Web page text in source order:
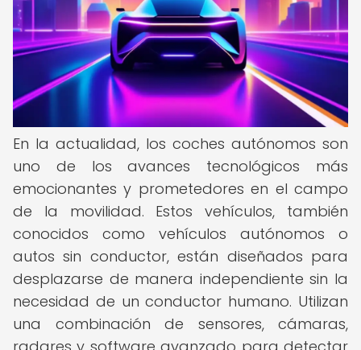
En la actualidad, los coches autónomos son
uno de los avances tecnológicos más
emocionantes y prometedores en el campo
de la movilidad. Estos vehículos, también
conocidos como vehículos autónomos o
autos sin conductor, están diseñados para
desplazarse de manera independiente sin la
necesidad de un conductor humano. Utilizan
una combinación de sensores, cámaras,